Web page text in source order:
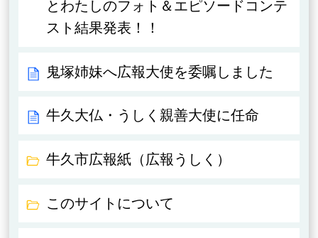
とわたしのフォト＆エピソードコンテ
スト結果発表！！
鬼塚姉妹へ広報大使を委嘱しました
牛久大仏・うしく親善大使に任命
牛久市広報紙（広報うしく）
このサイトについて